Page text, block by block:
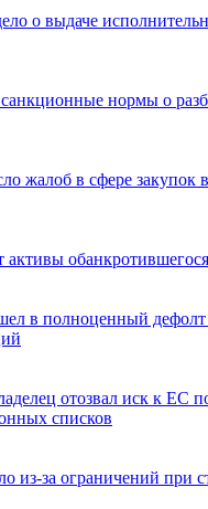
о выдаче
нормы о
жалоб в сфере закупок
в полноценный
отозвал иск к ЕС
списков
из-за ограничений при